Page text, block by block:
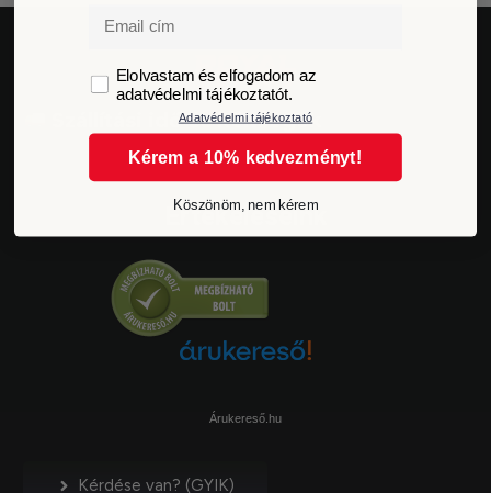
Szállítási idő és költségek
Értékeléseink
Árukereső.hu
Kérdése van? (GYIK)
Email
GDPRElolvastam és elfogadom az
adatvédelmi tájékoztatót.
Adatvédelmi tájékoztató
Kérem a 10% kedvezményt!
Köszönöm, nem kérem